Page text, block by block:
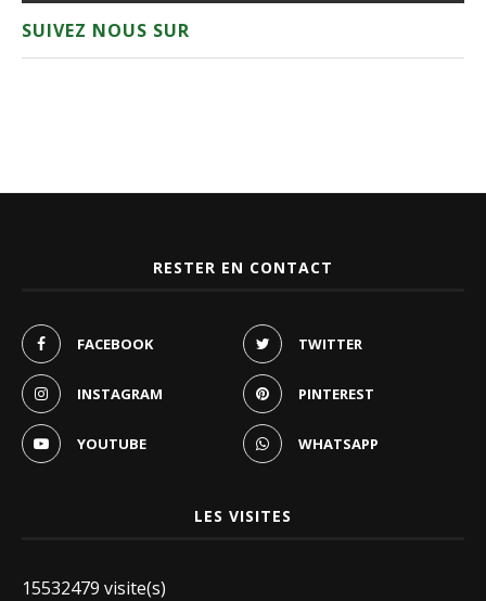
SUIVEZ NOUS SUR
RESTER EN CONTACT
FACEBOOK TWITTER
INSTAGRAM PINTEREST
YOUTUBE WHATSAPP
LES VISITES
15532479 visite(s)